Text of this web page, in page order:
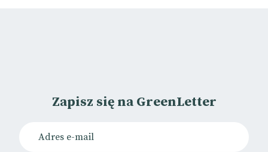
Zapisz się na GreenLetter